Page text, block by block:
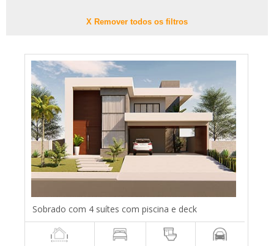
X Remover todos os filtros
Sobrado com 4 suítes com piscina e deck